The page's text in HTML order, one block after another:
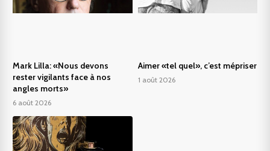
Mark Lilla: «Nous devons
rester vigilants face à nos
angles morts»
6 août 2026
Aimer «tel quel», c’est mépriser
1 août 2026